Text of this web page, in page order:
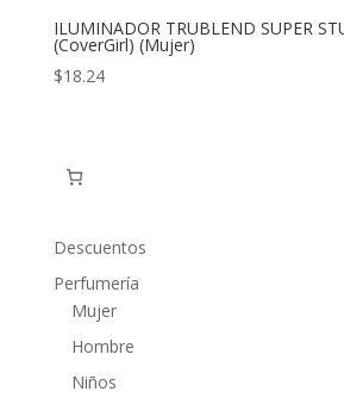
ILUMINADOR TRUBLEND SUPER
(CoverGirl) (Mujer)
$18.24
Descuentos
Perfumería
Mujer
Hombre
Niños